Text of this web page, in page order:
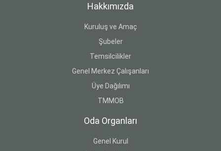
Hakkımızda
Kuruluş ve Amaç
Şubeler
Temsilcilikler
Genel Merkez Çalışanları
Üye Dağılımı
TMMOB
Oda Organları
Genel Kurul